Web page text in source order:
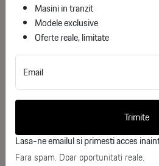
depozitare integrate
poate fi rabat complet
ce sistemul de descărcare
3.3kW alimentează
Masini in tranzit
Modele exclusive
Oferte reale, limitate
Email
Trimite
Lasa-ne emailul si primesti acces
Fara spam. Doar oportunitati reale.